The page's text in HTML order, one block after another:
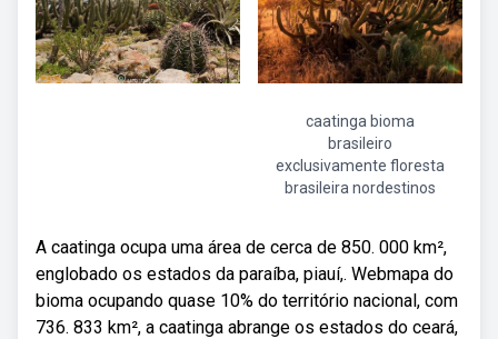
caatinga bioma
brasileiro
exclusivamente floresta
brasileira nordestinos
A caatinga ocupa uma área de cerca de 850. 000 km²,
englobado os estados da paraíba, piauí,. Webmapa do
bioma ocupando quase 10% do território nacional, com
736. 833 km², a caatinga abrange os estados do ceará,